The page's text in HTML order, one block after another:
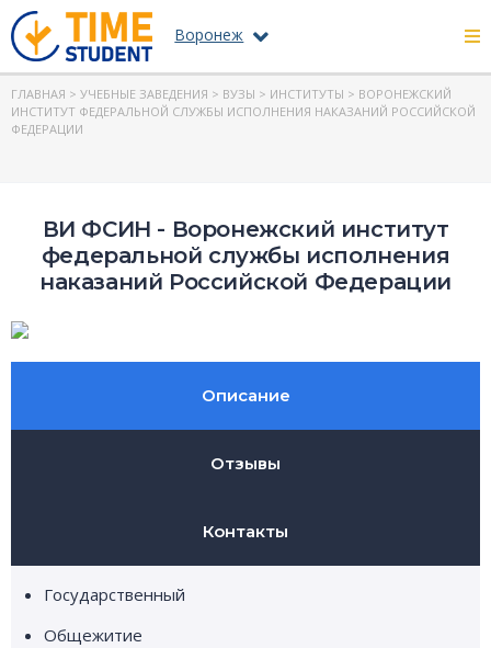
Воронеж
ГЛАВНАЯ > УЧЕБНЫЕ ЗАВЕДЕНИЯ > ВУЗЫ > ИНСТИТУТЫ > ВОРОНЕЖСКИЙ
ИНСТИТУТ ФЕДЕРАЛЬНОЙ СЛУЖБЫ ИСПОЛНЕНИЯ НАКАЗАНИЙ РОССИЙСКОЙ
ФЕДЕРАЦИИ
ВИ ФСИН - Воронежский институт
федеральной службы исполнения
наказаний Российской Федерации
Описание
Отзывы
Контакты
Государственный
Общежитие